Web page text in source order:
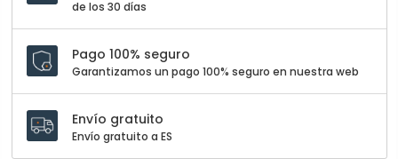
de los 30 días
Pago 100% seguro
Garantizamos un pago 100% seguro en nuestra web
Envío gratuito
Envío gratuito a ES